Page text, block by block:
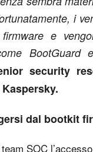
i
e
BootGuard
security
dal bootkit
SOC